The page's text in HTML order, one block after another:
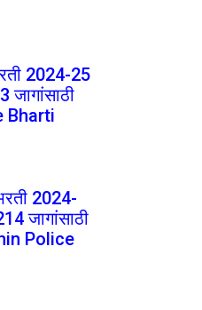
2024-25
जागांसाठी
Bharti
2024-
जागांसाठी
Police